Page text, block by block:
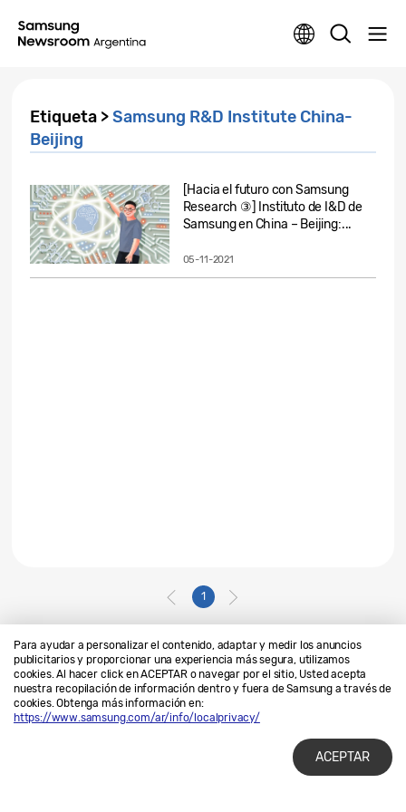
Para ayudar a personalizar el contenido, adaptar y medir los anuncios
publicitarios y proporcionar una experiencia más segura, utilizamos
cookies. Al hacer click en ACEPTAR o navegar por el sitio, Usted acepta
nuestra recopilación de información dentro y fuera de Samsung a través de
cookies. Obtenga más información en:
https://www.samsung.com/ar/info/localprivacy/
ACEPTAR
Etiqueta >Samsung R&D Institute China-
Beijing
[Hacia el futuro con Samsung
Research ③] Instituto de I&D de
Samsung en China – Beijing:...
05-11-2021
1
Contáctanos
SAMSUNG.COM
Privacidad